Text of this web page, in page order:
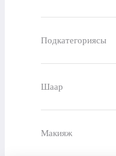
Подкатегориясы
Шаар
Макияж